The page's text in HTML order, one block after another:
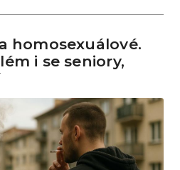
homosexuálové.
i se seniory,